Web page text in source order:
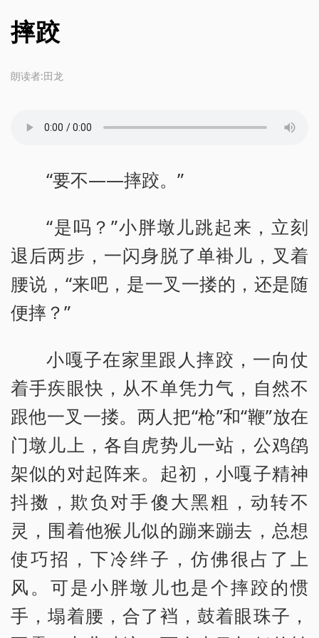
摔跤
朗读者:田龙
“要不——摔跤。”
“是吗？”小胖墩儿跳起来，立刻
退后两步，一闪身脱了单褂儿，叉着
腰说，“来吧，是一叉一搂的，还是随
便摔？”
小嘎子在家里跟人摔跤，一向仗
着手疾眼快，从不单凭力气，自然不
跟他一叉一搂。两人把“枪”和“鞭”放在
门墩儿上，各自虎势儿一站，公鸡鹐
架似的对起阵来。起初，小嘎子精神
抖擞，欺负对手傻大黑粗，动转不
灵，围着他猴儿似的蹦来蹦去，总想
使巧招，下冷绊子，仿佛很占了上
风。可是小胖墩儿也是个摔跤的惯
手，塌着腰，合了裆，鼓着眼珠子，